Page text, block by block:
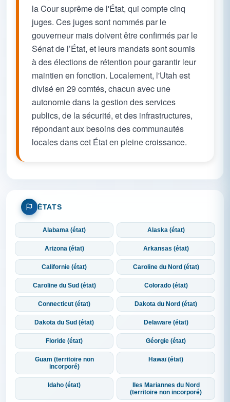
la Cour suprême de l'État, qui compte cinq
juges. Ces juges sont nommés par le
gouverneur mais doivent être confirmés par le
Sénat de l’État, et leurs mandats sont soumis
à des élections de rétention pour garantir leur
maintien en fonction. Localement, l'Utah est
divisé en 29 comtés, chacun avec une
autonomie dans la gestion des services
publics, de la sécurité, et des infrastructures,
répondant aux besoins des communautés
locales dans cet État en pleine croissance.
ÉTATS
Alabama (état) Alaska (état)
Arizona (état) Arkansas (état)
Californie (état) Caroline du Nord (état)
Caroline du Sud (état) Colorado (état)
Connecticut (état) Dakota du Nord (état)
Dakota du Sud (état) Delaware (état)
Floride (état) Géorgie (état)
Guam (territoire non
incorporé)
Hawaï (état)
Idaho (état)
Iles Mariannes du Nord
(territoire non incorporé)